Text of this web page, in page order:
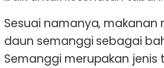
Sesuai namanya, makanan
daun semanggi sebagai
Semanggi merupakan